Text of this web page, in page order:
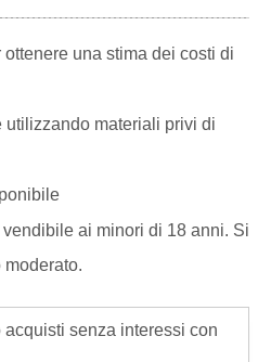
una stima dei costi di
utilizzando materiali privi di
ai minori di 18 anni. Si
acquisti senza interessi con